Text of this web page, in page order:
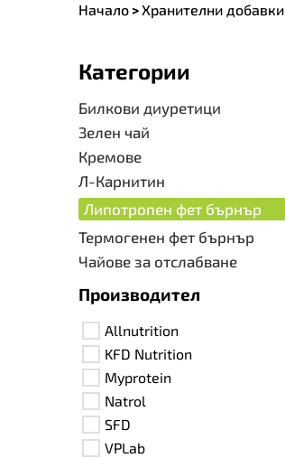
Начало >Хранителни добавки
Категории
Билкови диуретици
Зелен чай
Кремове
Л-Карнитин
Липотропен фет бърнър
Термогенен фет бърнър
Чайове за отслабване
Производител
Allnutrition
KFD Nutrition
Myprotein
Natrol
SFD
VPLab